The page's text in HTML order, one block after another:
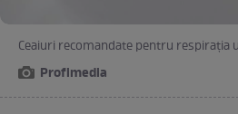
Ceaiuri recomandate pentru
Profimedia